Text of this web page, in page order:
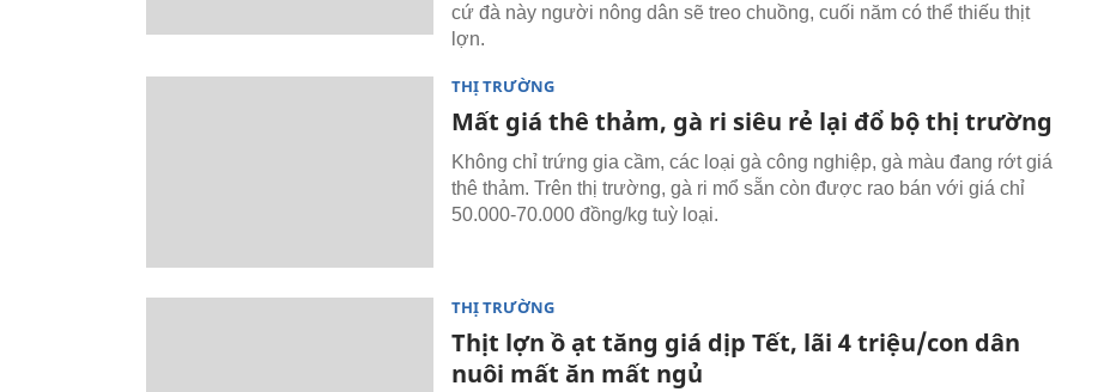
cứ đà này người nông dân sẽ treo chuồng, cuối năm có thể thiếu thịt
lợn.
THỊ TRƯỜNG
Mất giá thê thảm, gà ri siêu rẻ lại đổ bộ thị trường
Không chỉ trứng gia cầm, các loại gà công nghiệp, gà màu đang rớt giá
thê thảm. Trên thị trường, gà ri mổ sẵn còn được rao bán với giá chỉ
50.000-70.000 đồng/kg tuỳ loại.
THỊ TRƯỜNG
Thịt lợn ồ ạt tăng giá dịp Tết, lãi 4 triệu/con dân
nuôi mất ăn mất ngủ